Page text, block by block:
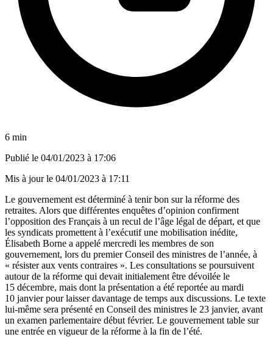
6 min
Publié le 04/01/2023 à 17:06
Mis à jour le 04/01/2023 à 17:11
Le gouvernement est déterminé à tenir bon sur la réforme des
retraites. Alors que différentes enquêtes d’opinion confirment
l’opposition des Français à un recul de l’âge légal de départ, et que
les syndicats promettent à l’exécutif une mobilisation inédite,
Élisabeth Borne a appelé mercredi les membres de son
gouvernement, lors du premier Conseil des ministres de l’année, à
« résister aux vents contraires ». Les consultations se poursuivent
autour de la réforme qui devait initialement être dévoilée le
15 décembre, mais dont la présentation a été reportée au mardi
10 janvier pour laisser davantage de temps aux discussions. Le texte
lui-même sera présenté en Conseil des ministres le 23 janvier, avant
un examen parlementaire début février. Le gouvernement table sur
une entrée en vigueur de la réforme à la fin de l’été.